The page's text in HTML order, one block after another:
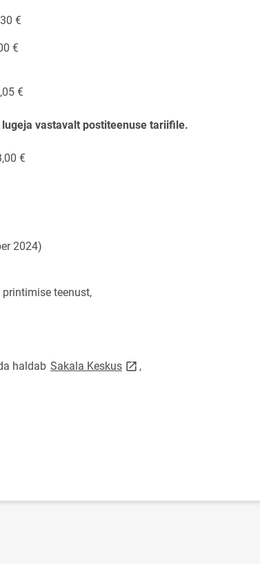
€
vastavalt postiteenuse tariifile.
2024)
on new page
printimise teenust,
haldab Sakala Keskuslink opens on new page
,